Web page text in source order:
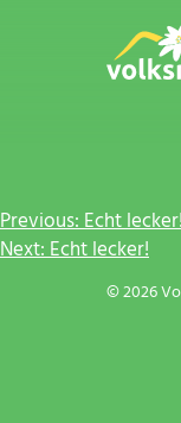
Previous:Echt
Next:Echt lecker!
© 2026